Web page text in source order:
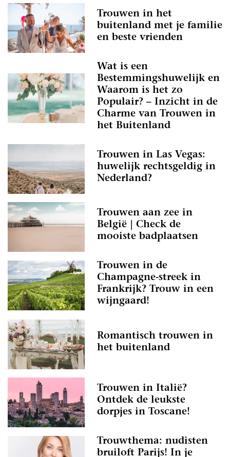
Trouwen in het
buitenland met je familie
en beste vrienden
Wat is een
Bestemmingshuwelijk en
Waarom is het zo
Populair? – Inzicht in de
Charme van Trouwen in
het Buitenland
Trouwen in Las Vegas:
huwelijk rechtsgeldig in
Nederland?
Trouwen aan zee in
België | Check de
mooiste badplaatsen
Trouwen in de
Champagne-streek in
Frankrijk? Trouw in een
wijngaard!
Romantisch trouwen in
het buitenland
Trouwen in Italië?
Ontdek de leukste
dorpjes in Toscane!
Trouwthema: nudisten
bruiloft Parijs! In je